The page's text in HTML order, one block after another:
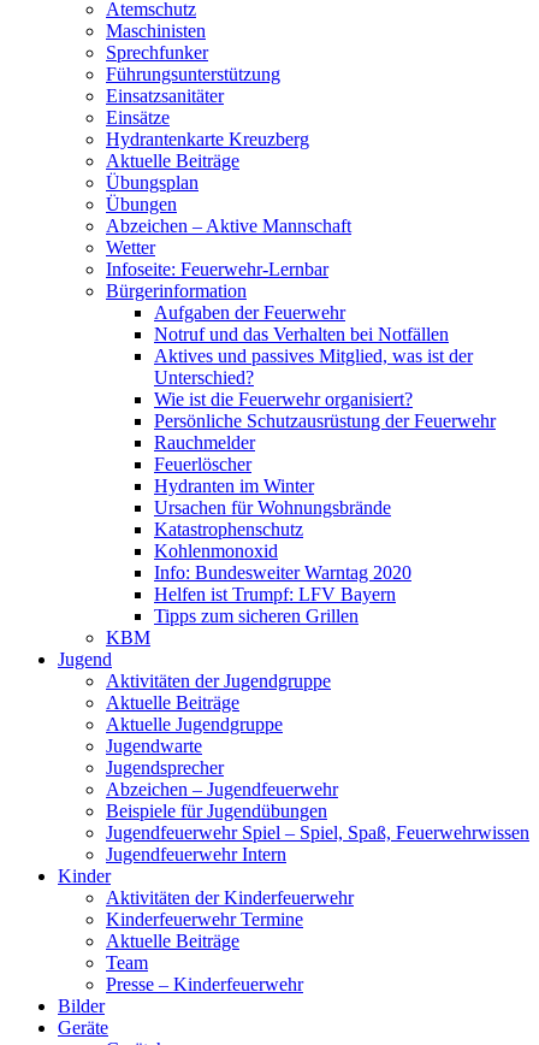
Atemschutz
Maschinisten
Sprechfunker
Führungsunterstützung
Einsatzsanitäter
Einsätze
Hydrantenkarte Kreuzberg
Aktuelle Beiträge
Übungsplan
Übungen
Abzeichen – Aktive Mannschaft
Wetter
Infoseite: Feuerwehr-Lernbar
Bürgerinformation
Aufgaben der Feuerwehr
Notruf und das Verhalten bei Notfällen
Aktives und passives Mitglied, was ist der
Unterschied?
Wie ist die Feuerwehr organisiert?
Persönliche Schutzausrüstung der Feuerwehr
Rauchmelder
Feuerlöscher
Hydranten im Winter
Ursachen für Wohnungsbrände
Katastrophenschutz
Kohlenmonoxid
Info: Bundesweiter Warntag 2020
Helfen ist Trumpf: LFV Bayern
Tipps zum sicheren Grillen
KBM
Jugend
Aktivitäten der Jugendgruppe
Aktuelle Beiträge
Aktuelle Jugendgruppe
Jugendwarte
Jugendsprecher
Abzeichen – Jugendfeuerwehr
Beispiele für Jugendübungen
Jugendfeuerwehr Spiel – Spiel, Spaß, Feuerwehrwissen
Jugendfeuerwehr Intern
Kinder
Aktivitäten der Kinderfeuerwehr
Kinderfeuerwehr Termine
Aktuelle Beiträge
Team
Presse – Kinderfeuerwehr
Bilder
Geräte